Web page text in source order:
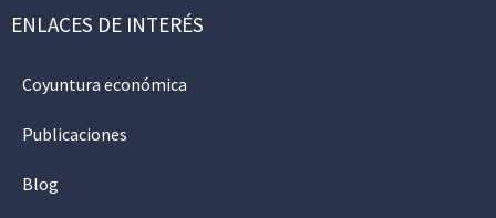
ENLACES DE INTERÉS
Coyuntura económica
Publicaciones
Blog